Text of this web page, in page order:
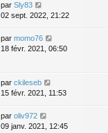
par Sly83
02 sept. 2022, 21:22
par momo76
18 févr. 2021, 06:50
par ckileseb
15 févr. 2021, 11:53
par oliv972
09 janv. 2021, 12:45